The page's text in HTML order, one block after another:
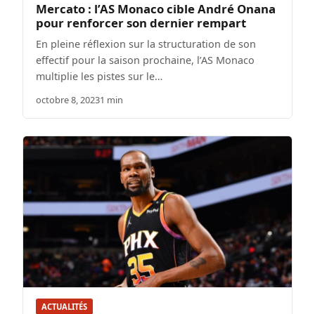
Mercato : l’AS Monaco cible André Onana
pour renforcer son dernier rempart
En pleine réflexion sur la structuration de son
effectif pour la saison prochaine, l’AS Monaco
multiplie les pistes sur le…
octobre 8, 20231 min
ACTUALITÉS